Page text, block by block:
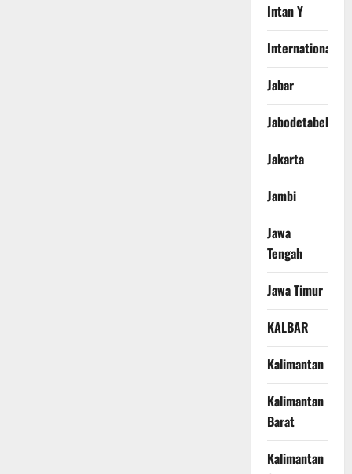
Intan Y
International
Jabar
Jabodetabek
Jakarta
Jambi
Jawa
Tengah
Jawa Timur
KALBAR
Kalimantan
Kalimantan
Barat
Kalimantan